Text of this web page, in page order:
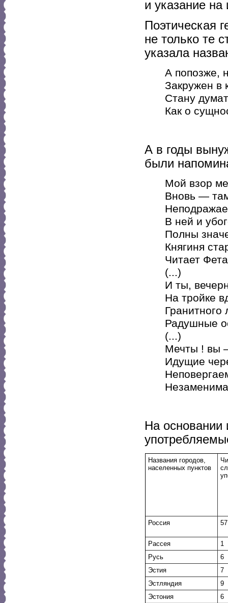
и указание
Поэтическая
не только те
указала
А попозже,
Закружен в
Стану
Как о
А в годы
были
Мой взор
Вновь —
В ней и
Полны
Княгиня
Читает
(...)
И ты,
На тройке
Гранитного
Радушные
(...)
Мечты ! вы
Идущие
На основании
Названия городов,
населенных пунктов
Россия 57
Рассея
1
Русь
6
Эстия
7
Эстляндия
9
Эстония
6